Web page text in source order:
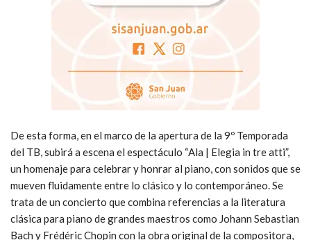
De esta forma, en el marco de la apertura de la 9º Temporada
del TB, subirá a escena el espectáculo “Ala | Elegia in tre atti”,
un homenaje para celebrar y honrar al piano, con sonidos que se
mueven fluidamente entre lo clásico y lo contemporáneo. Se
trata de un concierto que combina referencias a la literatura
clásica para piano de grandes maestros como Johann Sebastian
Bach y Frédéric Chopin con la obra original de la compositora,